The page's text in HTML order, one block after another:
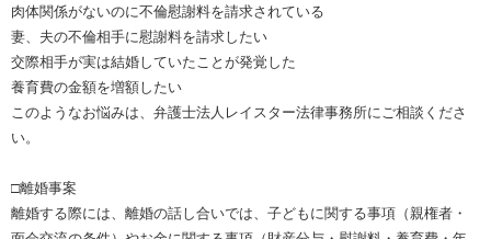
肉体関係がないのに不倫慰謝料を請求されている
妻、夫の不倫相手に慰謝料を請求したい
交際相手が実は結婚していたことが発覚した
養育費の金額を増額したい
このようなお悩みは、弁護士法人レイスター法律事務所にご相談くださ
い。
□離婚事案
離婚する際には、離婚の話し合いでは、子どもに関する事項（親権者・